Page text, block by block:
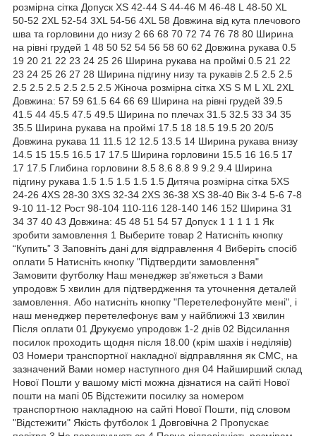
розмірна сітка Допуск XS 42-44 S 44-46 M 46-48 L 48-50 XL
50-52 2XL 52-54 3XL 54-56 4XL 58 Довжина від кута плечового
шва та горловини до низу 2 66 68 70 72 74 76 78 80 Ширина
на рівні грудей 1 48 50 52 54 56 58 60 62 Довжина рукава 0.5
19 20 21 22 23 24 25 26 Ширина рукава на проймі 0.5 21 22
23 24 25 26 27 28 Ширина підгину низу та рукавів 2.5 2.5 2.5
2.5 2.5 2.5 2.5 2.5 2.5 Жіноча розмірна сітка XS S M L XL 2XL
Довжина: 57 59 61.5 64 66 69 Ширина на рівні грудей 39.5
41.5 44 45.5 47.5 49.5 Ширина по плечах 31.5 32.5 33 34 35
35.5 Ширина рукава на проймі 17.5 18 18.5 19.5 20 20/5
Довжина рукава 11 11.5 12 12.5 13.5 14 Ширина рукава внизу
14.5 15 15.5 16.5 17 17.5 Ширина горловини 15.5 16 16.5 17
17 17.5 Глибина горловини 8.5 8.6 8.8 9 9.2 9.4 Ширина
підгину рукава 1.5 1.5 1.5 1.5 1.5 Дитяча розмірна сітка 5XS
24-26 4XS 28-30 3XS 32-34 2XS 36-38 XS 38-40 Вік 3-4 5-6 7-8
9-10 11-12 Рост 98-104 110-116 128-140 146 152 Ширина 31
34 37 40 43 Довжина: 45 48 51 54 57 Допуск 1 1 1 1 1 Як
зробити замовлення 1 Выберите товар 2 Натисніть кнопку
“Купить” 3 Заповніть дані для відправлення 4 Виберіть спосіб
оплати 5 Натисніть кнопку "Підтвердити замовлення"
Замовити футболку Наш менеджер зв'яжеться з Вами
упродовж 5 хвилин для підтвердження та уточнення деталей
замовлення. Або натисніть кнопку "Перетелефонуйте мені", і
наш менеджер перетелефонує вам у найближчі 13 хвилин
Після оплати 01 Друкуємо упродовж 1-2 днів 02 Відсилання
посилок проходить щодня після 18.00 (крім шахів і неділяів)
03 Номери транспортної накладної відправляння як СМС, на
зазначений Вами номер наступного дня 04 Найширший склад
Нової Пошти у вашому місті можна дізнатися на сайті Нової
пошти на мапі 05 Відстежити посилку за номером
транспортною накладною на сайті Нової Пошти, під словом
"Відстежити" Якість футболок 1 Довговічна 2 Пропускає